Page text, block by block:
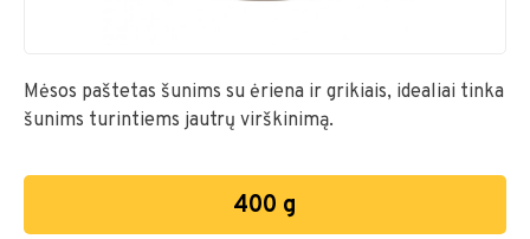
Mėsos paštetas šunims su ėriena ir grikiais, idealiai tinka
šunims turintiems jautrų virškinimą.
400 g